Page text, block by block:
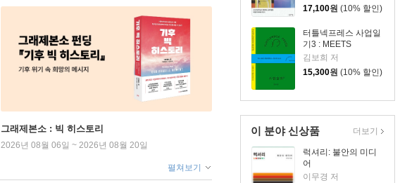
17,100원 (10% 할인)
터틀넥프레스 사업일
기3 : MEETS
김보희 저
15,300원 (10% 할인)
이 분야 신상품
럭셔리: 불안의 미디
어
이무경 저
더보기
그래제본소 : 빅 히스토리
2026년 08월 06일 ~ 2026년 08월 20일
펼쳐보기